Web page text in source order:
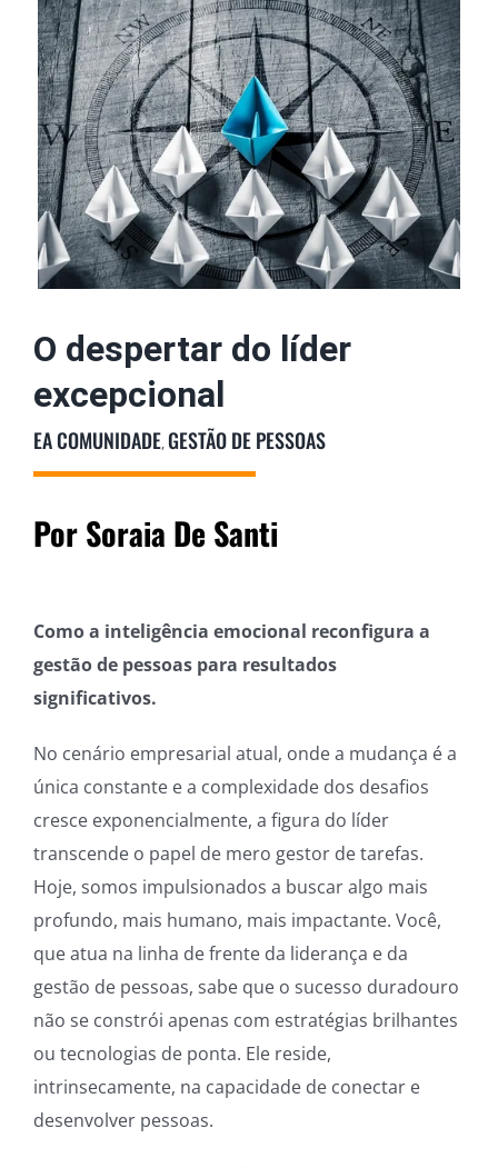
Podcast
Colunistas
imagem
maior
O despertar do líder
excepcional
EA COMUNIDADE,GESTÃO DE PESSOAS
Por Soraia De Santi
Como a inteligência emocional reconfigura a
gestão de pessoas para resultados
significativos.
No cenário empresarial atual, onde a mudança é a
única constante e a complexidade dos desafios
cresce exponencialmente, a figura do líder
transcende o papel de mero gestor de tarefas.
Hoje, somos impulsionados a buscar algo mais
profundo, mais humano, mais impactante. Você,
que atua na linha de frente da liderança e da
gestão de pessoas, sabe que o sucesso duradouro
não se constrói apenas com estratégias brilhantes
ou tecnologias de ponta. Ele reside,
intrinsecamente, na capacidade de conectar e
desenvolver pessoas.